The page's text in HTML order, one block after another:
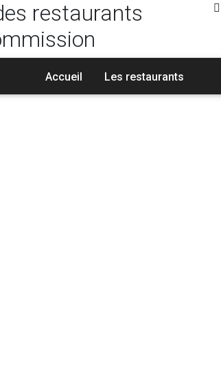
restaurants
Accueil
Les restaurants